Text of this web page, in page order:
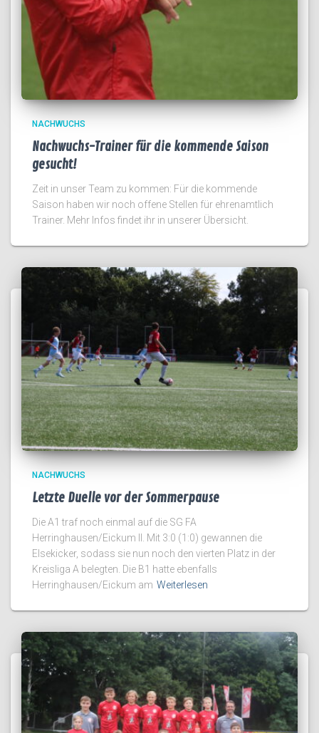
NACHWUCHS
Nachwuchs-Trainer für die kommende Saison
gesucht!
Zeit in unser Team zu kommen: Für die kommende
Saison haben wir noch offene Stellen für ehrenamtlich
Trainer. Mehr Infos findet ihr in unserer Übersicht.
NACHWUCHS
Letzte Duelle vor der Sommerpause
Die A1 traf noch einmal auf die SG FA
Herringhausen/Eickum II. Mit 3:0 (1:0) gewannen die
Elsekicker, sodass sie nun noch den vierten Platz in der
Kreisliga A belegten. Die B1 hatte ebenfalls
Herringhausen/Eickum am Weiterlesen